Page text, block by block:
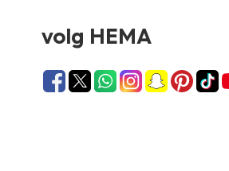
volg HEMA